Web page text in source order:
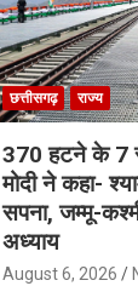
छत्तीसगढ़ राज्य
370 हटने के 7
मोदी ने कहा-
सपना, जम्मू-
अध्याय
August 6, 2026